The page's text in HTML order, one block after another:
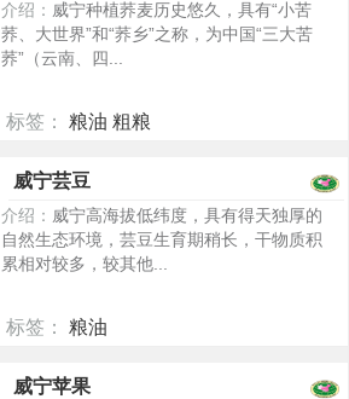
介绍： 威宁种植荞麦历史悠久，具有“小苦
荞、大世界”和“荞乡”之称，为中国“三大苦
荞”（云南、四...
标签： 粮油 粗粮
威宁芸豆
介绍： 威宁高海拔低纬度，具有得天独厚的
自然生态环境，芸豆生育期稍长，干物质积
累相对较多，较其他...
标签： 粮油
威宁苹果